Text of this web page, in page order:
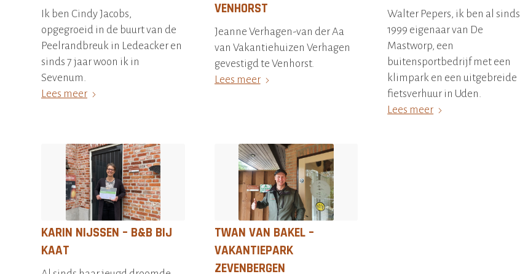
Ik ben Cindy Jacobs,
opgegroeid in de buurt van de
Peelrandbreuk in Ledeacker en
sinds 7 jaar woon ik in
Sevenum.
Lees meer
VENHORST
Jeanne Verhagen-van der Aa
van Vakantiehuizen Verhagen
gevestigd te Venhorst.
Lees meer
Walter Pepers, ik ben al sinds
1999 eigenaar van De
Mastworp, een
buitensportbedrijf met een
klimpark en een uitgebreide
fietsverhuur in Uden.
Lees meer
KARIN NIJSSEN – B&B BIJ
KAAT
TWAN VAN BAKEL –
VAKANTIEPARK
ZEVENBERGEN